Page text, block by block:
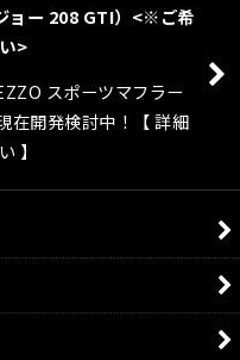
ョー 208 GTI）<※ご希
>
スポーツマフラー
開発検討中！【 詳細
】